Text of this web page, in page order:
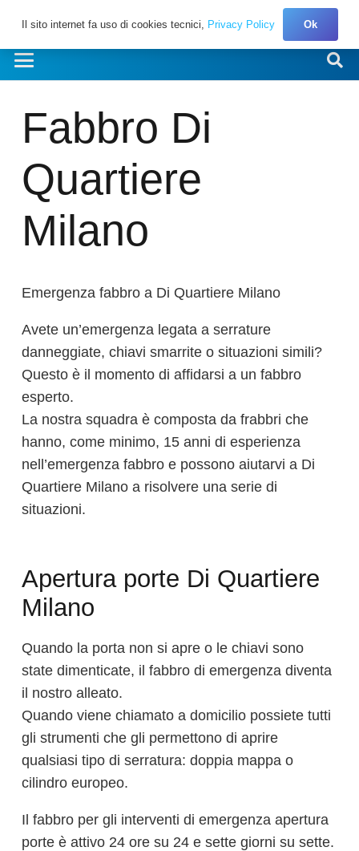
Fabbro Di
Quartiere
Milano
Emergenza fabbro a Di Quartiere Milano
Avete un’emergenza legata a serrature
danneggiate, chiavi smarrite o situazioni simili?
Questo è il momento di affidarsi a un fabbro
esperto.
La nostra squadra è composta da frabbri che
hanno, come minimo, 15 anni di esperienza
nell’emergenza fabbro e possono aiutarvi a Di
Quartiere Milano a risolvere una serie di
situazioni.
Apertura porte Di Quartiere
Milano
Quando la porta non si apre o le chiavi sono
state dimenticate, il fabbro di emergenza diventa
il nostro alleato.
Quando viene chiamato a domicilio possiete tutti
gli strumenti che gli permettono di aprire
qualsiasi tipo di serratura: doppia mappa o
cilindro europeo.
Il fabbro per gli interventi di emergenza apertura
porte è attivo 24 ore su 24 e sette giorni su sette.
Il sito internet fa uso di cookies tecnici, Privacy Policy Ok